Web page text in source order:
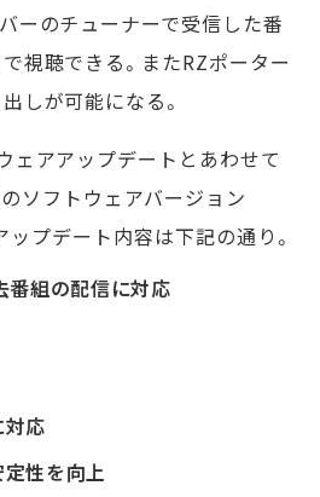
ーのチューナーで受信した番
視聴できる。またRZポーター
しが可能になる。
ェアアップデートとあわせて
ソフトウェアバージョン
プデート内容は下記の通り。
番組の配信に対応
応
性を向上